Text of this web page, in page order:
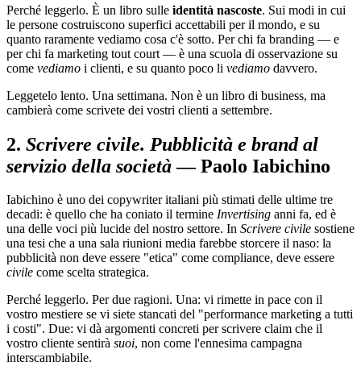
Perché leggerlo. È un libro sulle identità nascoste. Sui modi in cui
le persone costruiscono superfici accettabili per il mondo, e su
quanto raramente vediamo cosa c'è sotto. Per chi fa branding — e
per chi fa marketing tout court — è una scuola di osservazione su
come vediamo i clienti, e su quanto poco li vediamo davvero.
Leggetelo lento. Una settimana. Non è un libro di business, ma
cambierà come scrivete dei vostri clienti a settembre.
2. Scrivere civile. Pubblicità e brand al
servizio della società— Paolo Iabichino
Iabichino è uno dei copywriter italiani più stimati delle ultime tre
decadi: è quello che ha coniato il termine Invertising anni fa, ed è
una delle voci più lucide del nostro settore. In Scrivere civile sostiene
una tesi che a una sala riunioni media farebbe storcere il naso: la
pubblicità non deve essere "etica" come compliance, deve essere
civile come scelta strategica.
Perché leggerlo. Per due ragioni. Una: vi rimette in pace con il
vostro mestiere se vi siete stancati del "performance marketing a tutti
i costi". Due: vi dà argomenti concreti per scrivere claim che il
vostro cliente sentirà suoi, non come l'ennesima campagna
interscambiabile.